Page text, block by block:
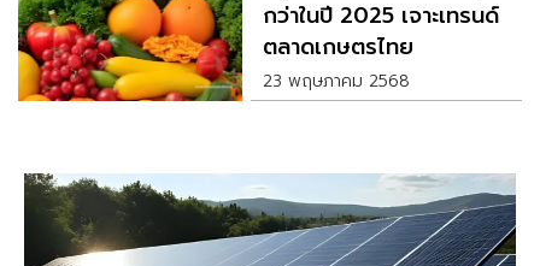
กว่าในปี 2025 เจาะเทรนด์
ตลาดเกษตรไทย
23 พฤษภาคม 2568